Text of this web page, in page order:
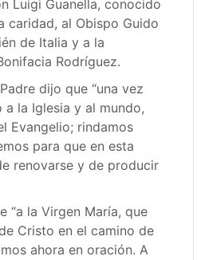
Luigi Guanella, conocido
caridad, al Obispo Guido
de Italia y a la
Rodríguez.
dijo que “una vez
la Iglesia y al mundo,
Evangelio; rindamos
para que en esta
renovarse y de producir
“a la Virgen María, que
Cristo en el camino de
ahora en oración. A